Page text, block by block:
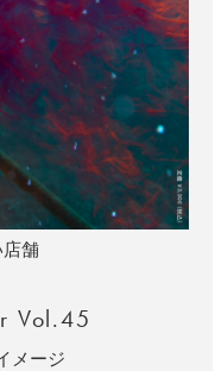
舗
Vol.45
メージ